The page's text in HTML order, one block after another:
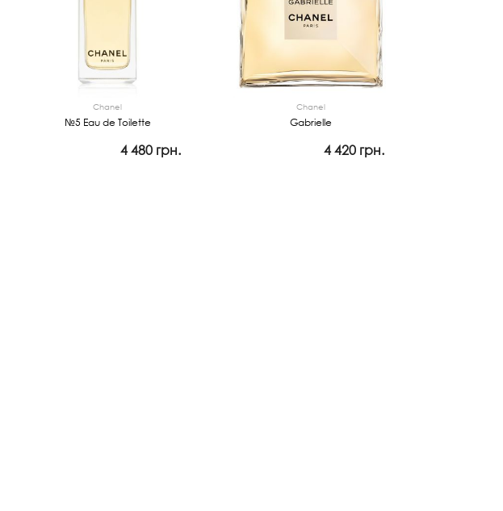
Chanel
№5 Eau de Toilette
4 480 грн.
Chanel
Gabrielle
4 420 грн.